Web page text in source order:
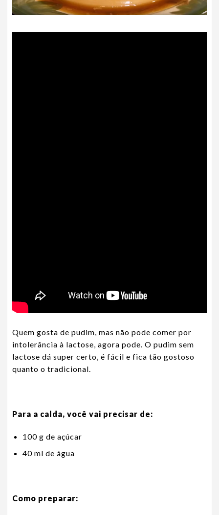
Quem gosta de pudim, mas não pode comer por
intolerância à lactose, agora pode. O pudim sem
lactose dá super certo, é fácil e fica tão gostoso
quanto o tradicional.
Para a calda, você vai precisar de:
100 g de açúcar
40 ml de água
Como preparar: